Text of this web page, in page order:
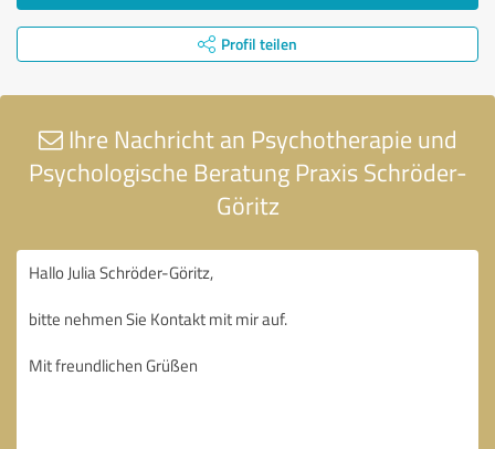
Profil teilen
Ihre Nachricht an Psychotherapie und
Psychologische Beratung Praxis Schröder-
Göritz